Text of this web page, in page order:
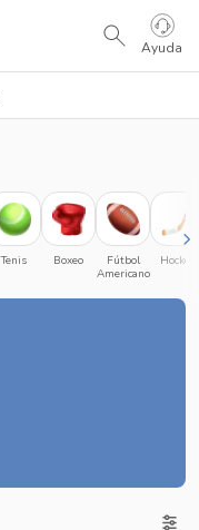
Ayuda
Tenis Boxeo
Fútbol
Americano
Hockey